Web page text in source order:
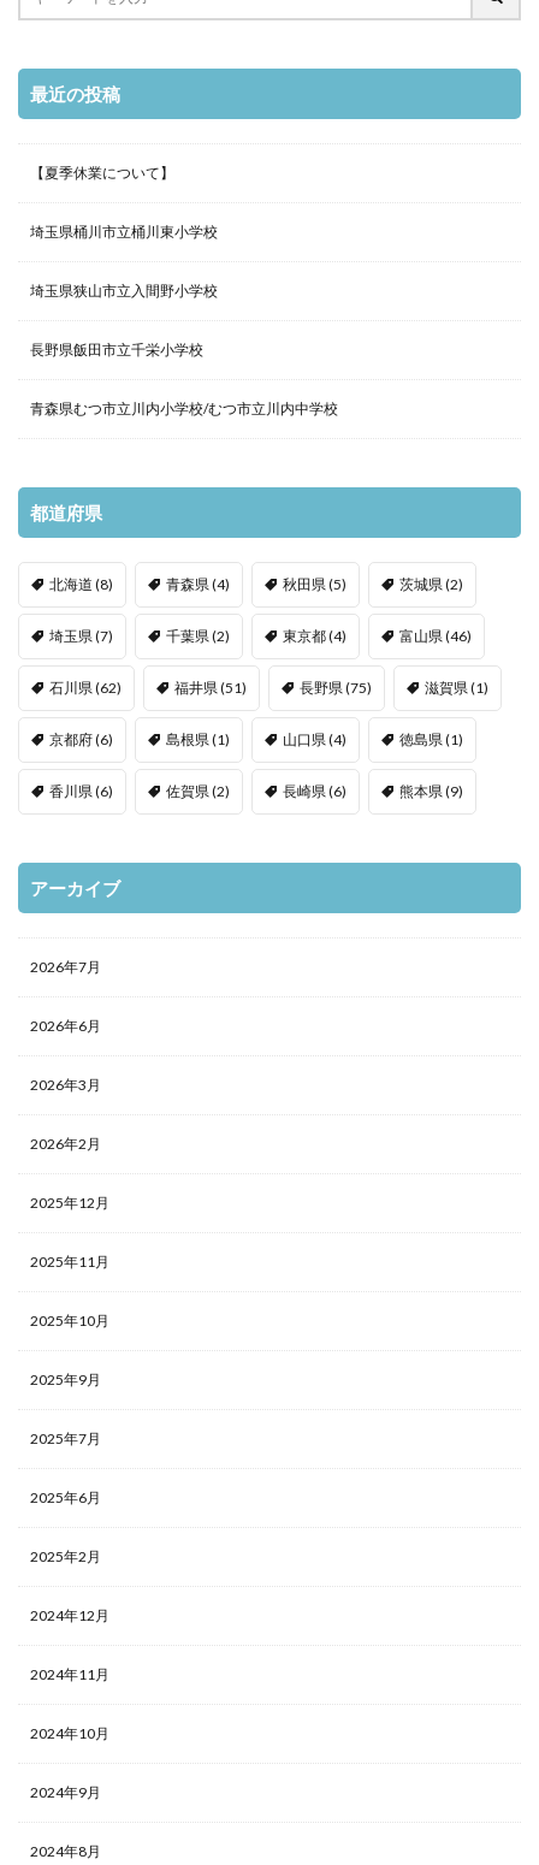
最近の投稿
【夏季休業について】
埼玉県桶川市立桶川東小学校
埼玉県狭山市立入間野小学校
長野県飯田市立千栄小学校
青森県むつ市立川内小学校/むつ市立川内中学校
都道府県
北海道 (8) 青森県 (4) 秋田県 (5) 茨城県 (2)
埼玉県 (7) 千葉県 (2) 東京都(4) 富山県 (46)
石川県 (62) 福井県 (51) 長野県 (75) 滋賀県 (1)
京都府(6) 島根県 (1) 山口県 (4) 徳島県 (1)
香川県 (6) 佐賀県 (2) 長崎県 (6) 熊本県 (9)
アーカイブ
2026年7月
2026年6月
2026年3月
2026年2月
2025年12月
2025年11月
2025年10月
2025年9月
2025年7月
2025年6月
2025年2月
2024年12月
2024年11月
2024年10月
2024年9月
2024年8月